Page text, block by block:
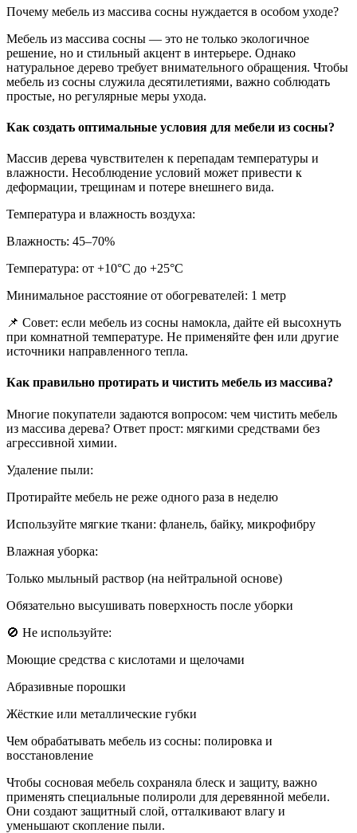
Почему мебель из массива сосны нуждается в особом уходе?
Мебель из массива сосны — это не только экологичное
решение, но и стильный акцент в интерьере. Однако
натуральное дерево требует внимательного обращения. Чтобы
мебель из сосны служила десятилетиями, важно соблюдать
простые, но регулярные меры ухода.
Как создать оптимальные условия для мебели из сосны?
Массив дерева чувствителен к перепадам температуры и
влажности. Несоблюдение условий может привести к
деформации, трещинам и потере внешнего вида.
Температура и влажность воздуха:
Влажность: 45–70%
Температура: от +10°С до +25°С
Минимальное расстояние от обогревателей: 1 метр
📌 Совет: если мебель из сосны намокла, дайте ей высохнуть
при комнатной температуре. Не применяйте фен или другие
источники направленного тепла.
Как правильно протирать и чистить мебель из массива?
Многие покупатели задаются вопросом: чем чистить мебель
из массива дерева? Ответ прост: мягкими средствами без
агрессивной химии.
Удаление пыли:
Протирайте мебель не реже одного раза в неделю
Используйте мягкие ткани: фланель, байку, микрофибру
Влажная уборка:
Только мыльный раствор (на нейтральной основе)
Обязательно высушивать поверхность после уборки
🚫 Не используйте:
Моющие средства с кислотами и щелочами
Абразивные порошки
Жёсткие или металлические губки
Чем обрабатывать мебель из сосны: полировка и
восстановление
Чтобы сосновая мебель сохраняла блеск и защиту, важно
применять специальные полироли для деревянной мебели.
Они создают защитный слой, отталкивают влагу и
уменьшают скопление пыли.